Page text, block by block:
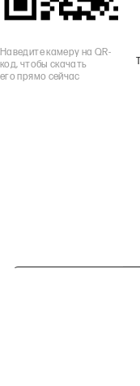
Наведите камеру на QR-
код, чтобы скачать
его прямо сейчас